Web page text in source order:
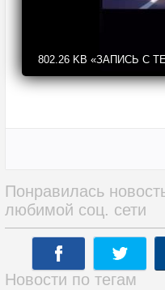
802.26 KB «ЗАПИСЬ С
Понравилась
любимой соц. сети
Новости по тегам